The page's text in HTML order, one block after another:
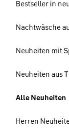
Bestseller in
Nachtwäsche
Neuheiten mit
Neuheiten aus
Alle Neuheiten
Herren